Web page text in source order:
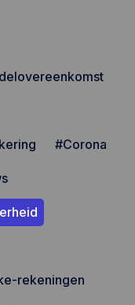
#Corona
rekeningen